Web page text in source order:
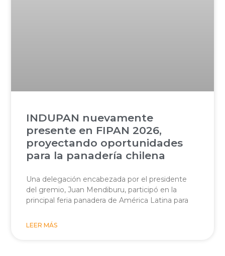
INDUPAN nuevamente
presente en FIPAN 2026,
proyectando oportunidades
para la panadería chilena
Una delegación encabezada por el presidente
del gremio, Juan Mendiburu, participó en la
principal feria panadera de América Latina para
LEER MÁS